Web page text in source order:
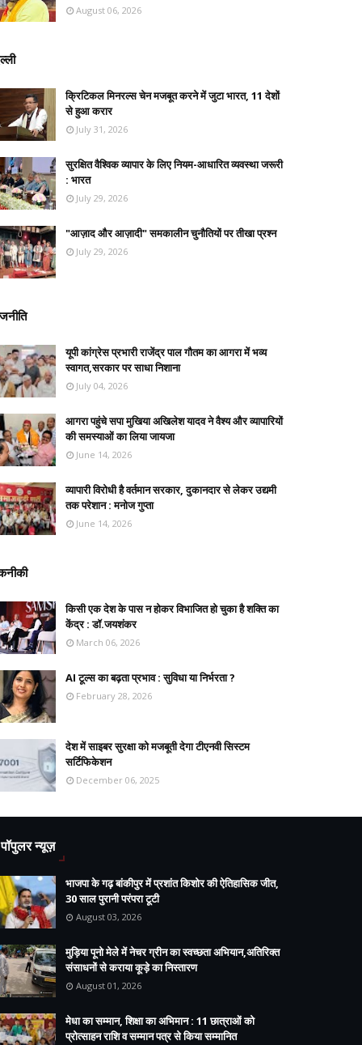
August 06, 2026
क्रिटिकल मिनरल्स चेन मजबूत करने में जुटा भारत, 11 देशों
से हुआ करार
July 31, 2026
सुरक्षित वैश्विक व्यापार के लिए नियम-आधारित व्यवस्था जरूरी
: भारत
July 29, 2026
"आज़ाद और आज़ादी" समकालीन चुनौतियों पर तीखा प्रश्न
July 29, 2026
यूपी कांग्रेस प्रभारी राजेंद्र पाल गौतम का आगरा में भव्य
स्वागत,सरकार पर साधा निशाना
July 04, 2026
आगरा पहुंचे सपा मुखिया अखिलेश यादव ने वैश्य और व्यापारियों
की समस्याओं का लिया जायजा
June 14, 2026
व्यापारी विरोधी है वर्तमान सरकार, दुकानदार से लेकर उद्यमी
तक परेशान : मनोज गुप्ता
June 14, 2026
किसी एक देश के पास न होकर विभाजित हो चुका है शक्ति का
केंद्र : डॉ.जयशंकर
March 06, 2026
AI टूल्स का बढ़ता प्रभाव : सुविधा या निर्भरता ?
February 28, 2026
देश में साइबर सुरक्षा को मजबूती देगा टीएनवी सिस्टम
सर्टिफिकेशन
December 06, 2025
पॉपुलर न्यूज़
भाजपा के गढ़ बांकीपुर में प्रशांत किशोर की ऐतिहासिक जीत,
30 साल पुरानी परंपरा टूटी
August 03, 2026
मुड़िया पूनो मेले में नेचर ग्रीन का स्वच्छता अभियान,अतिरिक्त
संसाधनों से कराया कूड़े का निस्तारण
August 01, 2026
मेधा का सम्मान, शिक्षा का अभिमान : 11 छात्राओं को
प्रोत्साहन राशि व सम्मान पत्र से किया सम्मानित